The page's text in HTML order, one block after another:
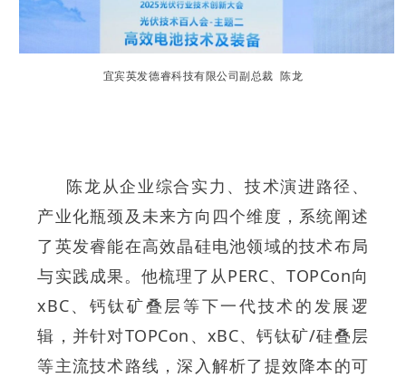
宜宾英发德睿科技有限公司副总裁 陈龙
陈龙从企业综合实力、技术演进路径、
产业化瓶颈及未来方向四个维度，系统阐述
了英发睿能在高效晶硅电池领域的技术布局
与实践成果。他梳理了从PERC、TOPCon向
xBC、钙钛矿叠层等下一代技术的发展逻
辑，并针对TOPCon、xBC、钙钛矿/硅叠层
等主流技术路线，深入解析了提效降本的可